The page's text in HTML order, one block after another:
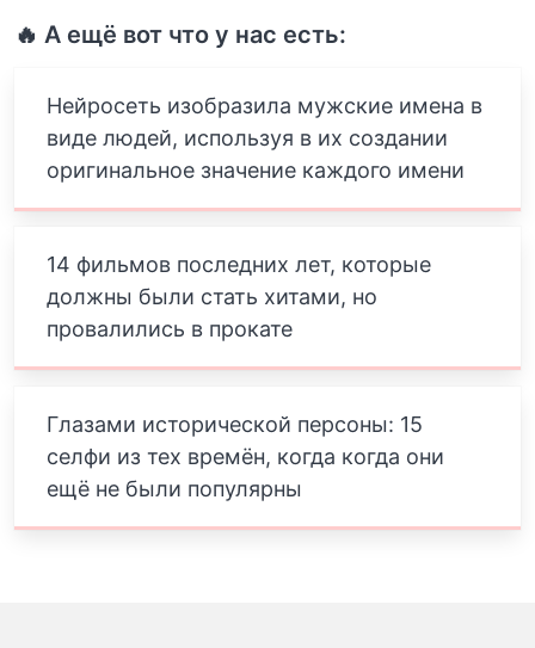
🔥 А ещё вот что у нас есть:
Нейросеть изобразила мужские имена в
виде людей, используя в их создании
оригинальное значение каждого имени
14 фильмов последних лет, которые
должны были стать хитами, но
провалились в прокате
Глазами исторической персоны: 15
селфи из тех времён, когда когда они
ещё не были популярны